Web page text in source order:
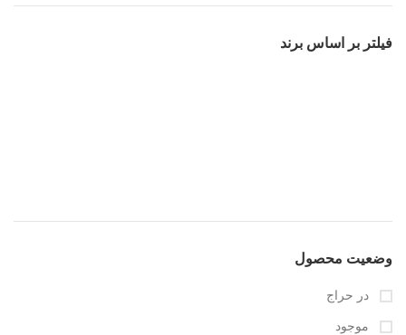
فیلتر بر اساس برند
وضعیت محصول
در حراج
موجود